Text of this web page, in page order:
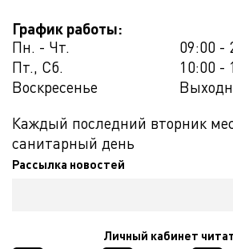
График работы:
Пн. - Чт.
09:00 -
Пт., Сб.
10:00 -
Воскресенье
Каждый последний вторник
санитарный день
Рассылка новостей
Личный кабинет